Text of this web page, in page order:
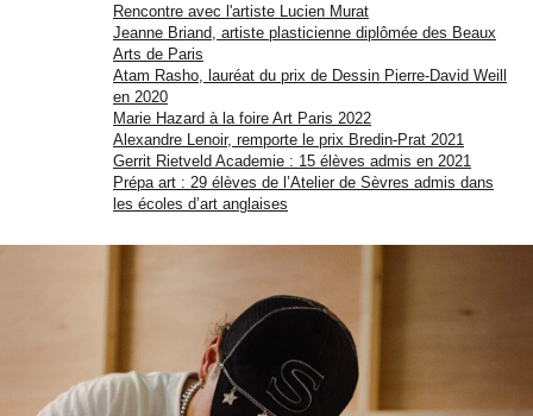
Rencontre avec l'artiste Lucien Murat
Jeanne Briand, artiste plasticienne diplômée des Beaux
Arts de Paris
Atam Rasho, lauréat du prix de Dessin Pierre-David Weill
en 2020
Marie Hazard à la foire Art Paris 2022
Alexandre Lenoir, remporte le prix Bredin-Prat 2021
Gerrit Rietveld Academie : 15 élèves admis en 2021
Prépa art : 29 élèves de l’Atelier de Sèvres admis dans
les écoles d’art anglaises